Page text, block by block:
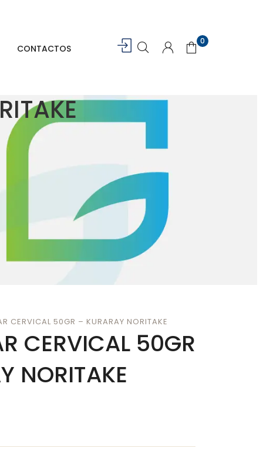
CONTACTOS
0
CERVICAL 50GR – KURARAY NORITAKE
CERVICAL 50GR
NORITAKE